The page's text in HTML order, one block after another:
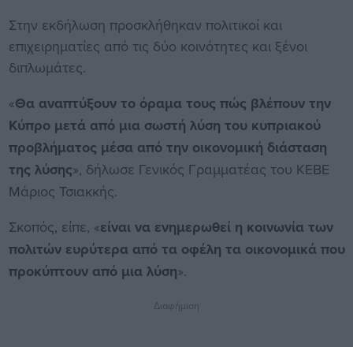
Στην εκδήλωση προσκλήθηκαν πολιτικοί και
επιχειρηματίες από τις δύο κοινότητες και ξένοι
διπλωμάτες.
«Θα αναπτύξουν το όραμα τους πώς βλέπουν την
Κύπρο μετά από μια σωστή λύση του κυπριακού
προβλήματος μέσα από την οικονομική διάσταση
της λύσης», δήλωσε Γενικός Γραμματέας του ΚΕΒΕ
Μάριος Τσιακκής.
Σκοπός, είπε, «είναι να ενημερωθεί η κοινωνία των
πολιτών ευρύτερα από τα οφέλη τα οικονομικά που
προκύπτουν από μια λύση».
Διαφήμιση